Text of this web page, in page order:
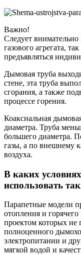
Важно!
Следует внимательно
газового агрегата,
предъявляться
Дымовая труба
стене, эта труба
сгорания, а также
процессе горения.
Коаксиальная
диаметра. Труба
большего диаметра.
газы, а по внешнему
воздуха.
В каких
использовать
Парапетные модели
отопления и
проектом которых не
полноценного
электропитании и
мягкой водой и